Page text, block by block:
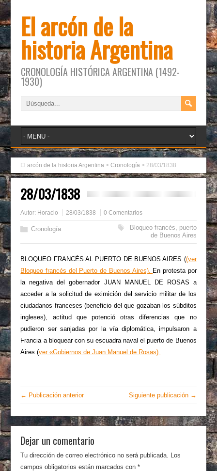
El arcón de la
historia Argentina
CRONOLOGÍA HISTÓRICA ARGENTINA (1492-
1930)
El arcón de la historia Argentina >Cronología >28/03/1838
28/03/1838
Autor: Horacio 28/03/1838 0 Comentarios
Cronología Bloqueo francés, puerto
de Buenos Aires
BLOQUEO FRANCÉS AL PUERTO DE BUENOS AIRES ((ver
Bloqueo francés del Puerto de Buenos Aires). En protesta por
la negativa del gobernador JUAN MANUEL DE ROSAS a
acceder a la solicitud de eximición del servicio militar de los
ciudadanos franceses (beneficio del que gozaban los súbditos
ingleses), actitud que potenció otras diferencias que no
pudieron ser sanjadas por la vía diplomática, impulsaron a
Francia a bloquear con su escuadra naval el puerto de Buenos
Aires (ver «Gobiernos de Juan Manuel de Rosas).
← Publicación anterior Siguiente publicación →
Dejar un comentario
Tu dirección de correo electrónico no será publicada. Los
campos obligatorios están marcados con*